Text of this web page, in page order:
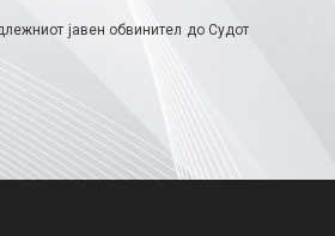
јавен обвинител до Судот